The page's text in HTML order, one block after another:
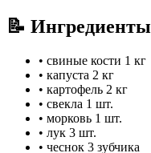
📝 Ингредиенты
• свиные кости 1 кг
• капуста 2 кг
• картофель 2 кг
• свекла 1 шт.
• морковь 1 шт.
• лук 3 шт.
• чеснок 3 зубчика